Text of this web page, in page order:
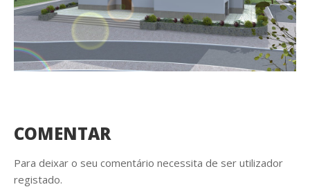
COMENTAR
Para deixar o seu comentário necessita de ser utilizador
registado.